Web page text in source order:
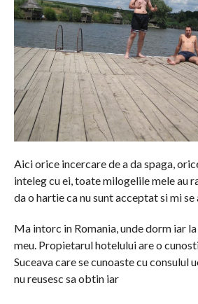
Aici orice incercare de a da spaga,
inteleg cu ei, toate milogelile mele au
da o hartie ca nu sunt acceptat si mi
Ma intorc in Romania, unde dorm iar
meu. Propietarul hotelului are o
Suceava care se cunoaste cu consulul
nu reusesc sa obtin iar